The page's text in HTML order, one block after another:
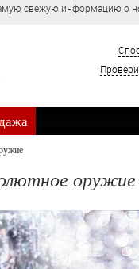
свежую информацию о
оружие